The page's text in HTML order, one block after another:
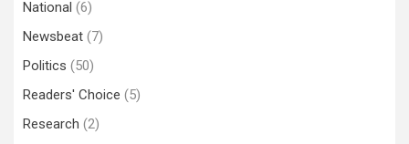
National (6)
Newsbeat (7)
Politics (50)
Readers' Choice (5)
Research (2)